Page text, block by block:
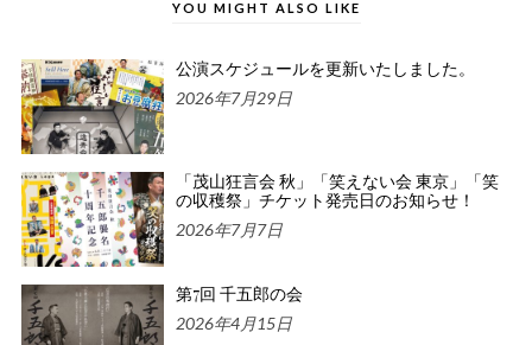
YOU MIGHT ALSO LIKE
公演スケジュールを更新いたしました。
2026年7月29日
「茂山狂言会 秋」「笑えない会 東京」「笑
の収穫祭」チケット発売日のお知らせ！
2026年7月7日
第7回 千五郎の会
2026年4月15日